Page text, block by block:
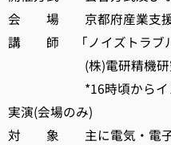
会 場 京都府産業支援
講 師 「ノイズトラブル
(株)電研精機研究
*16時頃からインバ
実演(会場のみ)
対 象 主に電気・電子製